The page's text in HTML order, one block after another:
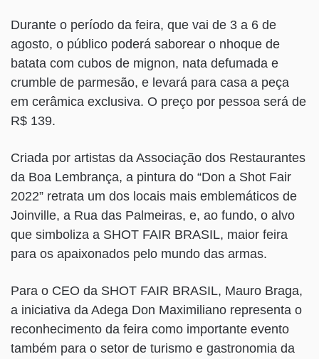
Durante o período da feira, que vai de 3 a 6 de
agosto, o público poderá saborear o nhoque de
batata com cubos de mignon, nata defumada e
crumble de parmesão, e levará para casa a peça
em cerâmica exclusiva. O preço por pessoa será de
R$ 139.
Criada por artistas da Associação dos Restaurantes
da Boa Lembrança, a pintura do “Don a Shot Fair
2022” retrata um dos locais mais emblemáticos de
Joinville, a Rua das Palmeiras, e, ao fundo, o alvo
que simboliza a SHOT FAIR BRASIL, maior feira
para os apaixonados pelo mundo das armas.
Para o CEO da SHOT FAIR BRASIL, Mauro Braga,
a iniciativa da Adega Don Maximiliano representa o
reconhecimento da feira como importante evento
também para o setor de turismo e gastronomia da